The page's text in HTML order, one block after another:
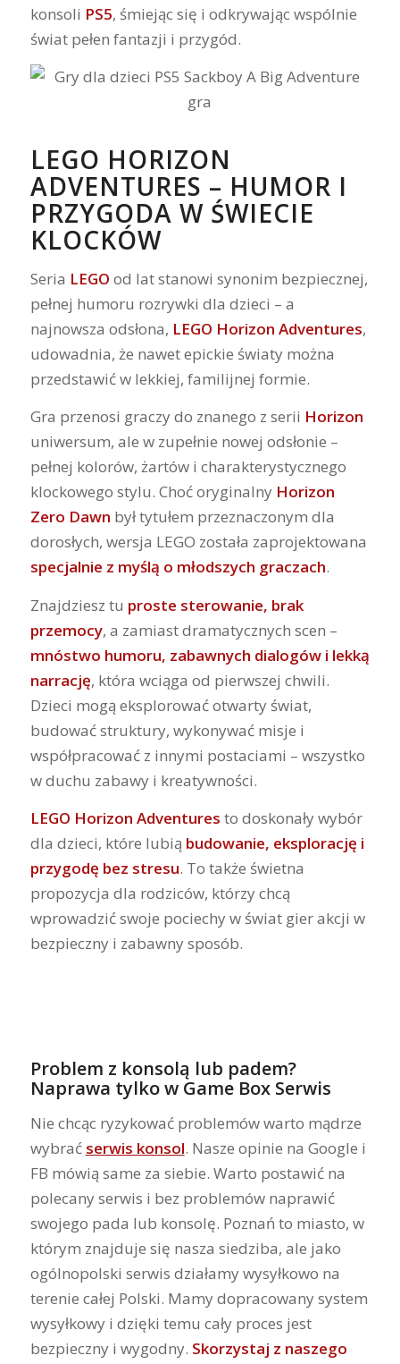
konsoli PS5, śmiejąc się i odkrywając wspólnie
świat pełen fantazji i przygód.
LEGO HORIZON
ADVENTURES – HUMOR I
PRZYGODA W ŚWIECIE
KLOCKÓW
Seria LEGO od lat stanowi synonim bezpiecznej,
pełnej humoru rozrywki dla dzieci – a
najnowsza odsłona, LEGO Horizon Adventures,
udowadnia, że nawet epickie światy można
przedstawić w lekkiej, familijnej formie.
Gra przenosi graczy do znanego z serii Horizon
uniwersum, ale w zupełnie nowej odsłonie –
pełnej kolorów, żartów i charakterystycznego
klockowego stylu. Choć oryginalny Horizon
Zero Dawn był tytułem przeznaczonym dla
dorosłych, wersja LEGO została zaprojektowana
specjalnie z myślą o młodszych graczach.
Znajdziesz tu proste sterowanie, brak
przemocy, a zamiast dramatycznych scen –
mnóstwo humoru, zabawnych dialogów i lekką
narrację, która wciąga od pierwszej chwili.
Dzieci mogą eksplorować otwarty świat,
budować struktury, wykonywać misje i
współpracować z innymi postaciami – wszystko
w duchu zabawy i kreatywności.
LEGO Horizon Adventures to doskonały wybór
dla dzieci, które lubią budowanie, eksplorację i
przygodę bez stresu. To także świetna
propozycja dla rodziców, którzy chcą
wprowadzić swoje pociechy w świat gier akcji w
bezpieczny i zabawny sposób.
Problem z konsolą lub padem?
Naprawa tylko w Game Box Serwis
Nie chcąc ryzykować problemów warto mądrze
wybrać serwis konsol. Nasze opinie na Google i
FB mówią same za siebie. Warto postawić na
polecany serwis i bez problemów naprawić
swojego pada lub konsolę. Poznań to miasto, w
którym znajduje się nasza siedziba, ale jako
ogólnopolski serwis działamy wysyłkowo na
terenie całej Polski. Mamy dopracowany system
wysyłkowy i dzięki temu cały proces jest
bezpieczny i wygodny. Skorzystaj z naszego